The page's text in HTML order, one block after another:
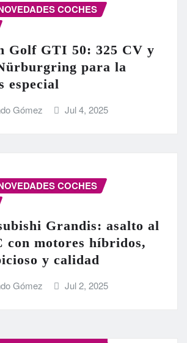
COCHES
Golf GTI 50: 325 CV y
para la
especial
Gómez Jul 4, 2025
COCHES
Grandis: asalto al
con motores híbridos,
y calidad
Gómez Jul 2, 2025